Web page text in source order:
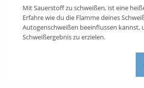
Mit Sauerstoff zu schweißen, ist eine
Erfahre wie du die Flamme deines
Autogenschweißen beeinflussen kannst,
Schweißergebnis zu erzielen.